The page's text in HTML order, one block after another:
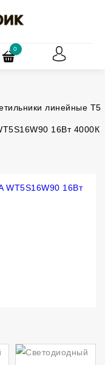
0
линейные Т5
16Вт 4000К